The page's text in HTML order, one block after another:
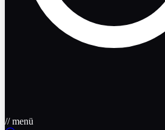
// menü